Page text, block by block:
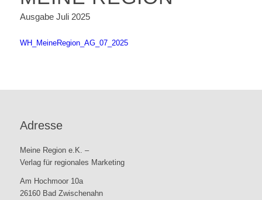
Ausgabe Juli 2025
WH_MeineRegion_AG_07_2025
Adresse
Meine Region e.K. –
Verlag für regionales Marketing
Am Hochmoor 10a
26160 Bad Zwischenahn